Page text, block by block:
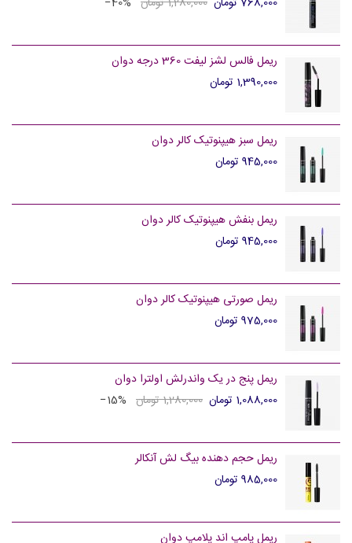
ریمل فالس لشز لیفت 360 درجه دوان
1,390,000 تومان
ریمل سبز هیپنوتیک کالر دوان
945,000 تومان
ریمل بنفش هیپنوتیک کالر دوان
945,000 تومان
ریمل صورتی هیپنوتیک کالر دوان
975,000 تومان
ریمل پنج در یک واندرلش اولترا دوان
1,088,000 تومان
1,280,000 تومان ‎−15%
ریمل حجم دهنده بیگ لش آنکالر
985,000 تومان
ریمل پامپ اند پلامپ دوان